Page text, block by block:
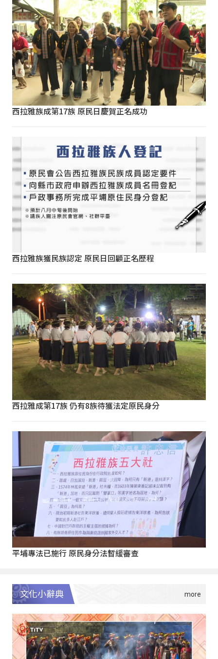
西拉雅族成第17族 原民日慶賀正名成功
西拉雅族獲民族認定 原民日回顧正名歷程
西拉雅成第17族 仍有8族待獲法定原民身分
平埔專法已施行 原民身分法暫緩審查
文化小辭典